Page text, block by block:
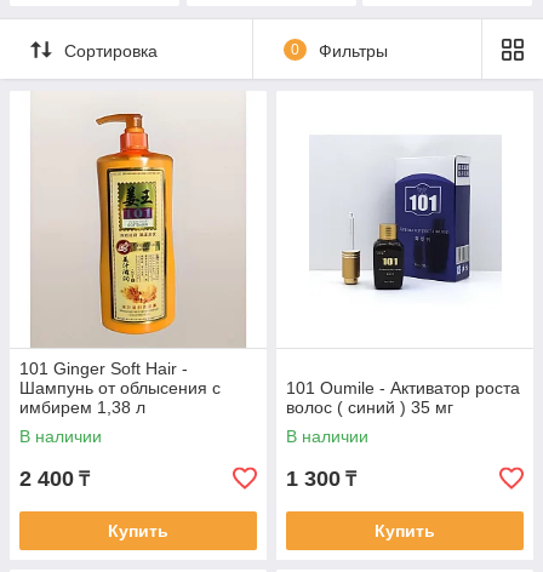
Сортировка 0 Фильтры
101 Ginger Soft Hair -
Шампунь от облысения с
имбирем 1,38 л
В наличии
2 400 ₸
Купить
101 Oumile - Активатор роста
волос ( синий ) 35 мг
В наличии
1 300 ₸
Купить